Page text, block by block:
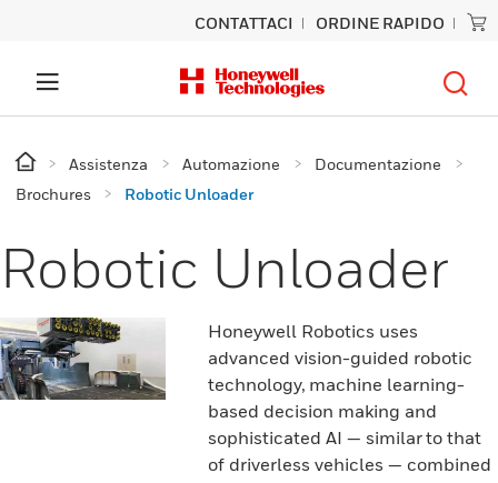
CONTATTACI ORDINE RAPIDO
Assistenza Automazione
Documentazione
Brochures
Robotic Unloader
Robotic Unloader
Honeywell Robotics uses
advanced vision-guided robotic
technology, machine learning-
based decision making and
sophisticated AI — similar to that
of driverless vehicles — combined